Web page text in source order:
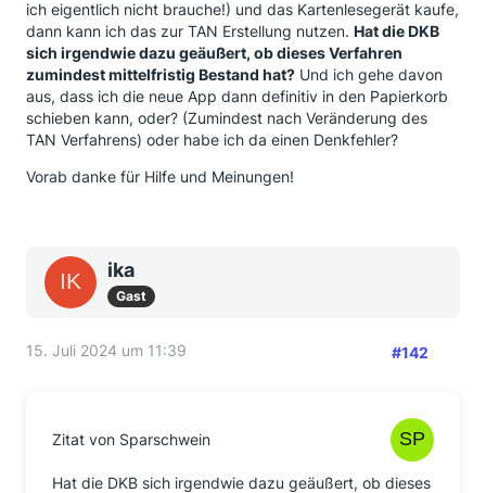
ich eigentlich nicht brauche!) und das Kartenlesegerät kaufe,
dann kann ich das zur TAN Erstellung nutzen. Hat die DKB
sich irgendwie dazu geäußert, ob dieses Verfahren
zumindest mittelfristig Bestand hat? Und ich gehe davon
aus, dass ich die neue App dann definitiv in den Papierkorb
schieben kann, oder? (Zumindest nach Veränderung des
TAN Verfahrens) oder habe ich da einen Denkfehler?
Vorab danke für Hilfe und Meinungen!
ika
Gast
15. Juli 2024 um 11:39 #142
Zitat von Sparschwein
Hat die DKB sich irgendwie dazu geäußert, ob dieses